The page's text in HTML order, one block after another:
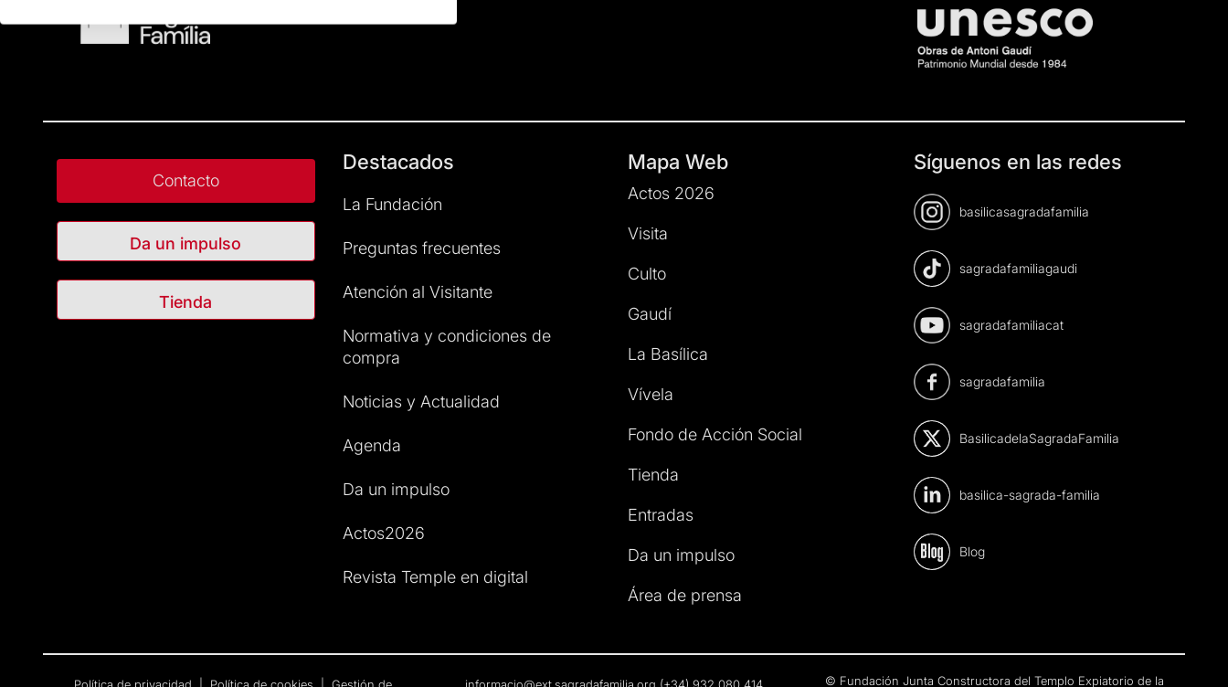
Contacto
Da un impulso
Tienda
Destacados
La Fundación
Preguntas frecuentes
Atención al Visitante
Normativa y condiciones de
compra
Noticias y Actualidad
Agenda
Da un impulso
Actos2026
Revista Temple en digital
Mapa Web
Actos 2026
Visita
Culto
Gaudí
La Basílica
Vívela
Fondo de Acción Social
Tienda
Entradas
Da un impulso
Área de prensa
Síguenos en las redes
basilicasagradafamilia
sagradafamiliagaudi
sagradafamiliacat
sagradafamilia
BasilicadelaSagradaFamilia
basilica-sagrada-familia
Blog
© Fundación Junta Constructora del Templo Expiatorio de la